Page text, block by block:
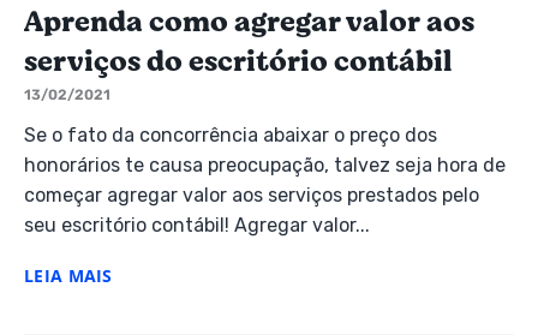
Aprenda como agregar valor aos
serviços do escritório contábil
13/02/2021
Se o fato da concorrência abaixar o preço dos
honorários te causa preocupação, talvez seja hora de
começar agregar valor aos serviços prestados pelo
seu escritório contábil! Agregar valor...
LEIA MAIS